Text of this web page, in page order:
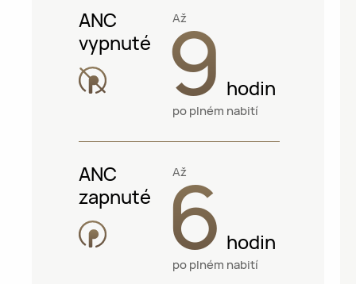
ANC
vypnuté
po plném nabití
Až
9 hodin
ANC
zapnuté
po plném nabití
Až
6 hodin